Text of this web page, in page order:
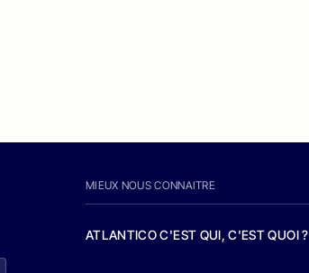
MIEUX NOUS CONNAITRE
ATLANTICO C'EST QUI, C'EST QUOI ?